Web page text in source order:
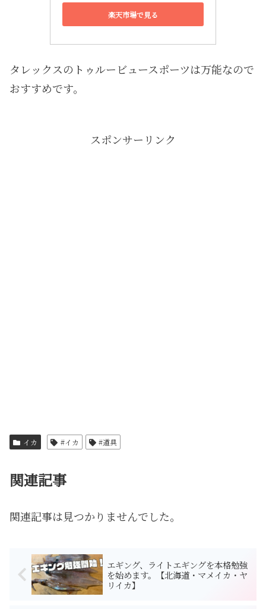
楽天市場で見る
タレックスのトゥルービュースポーツは万能なので
おすすめです。
スポンサーリンク
イカ #イカ #道具
関連記事
関連記事は見つかりませんでした。
エギング、ライトエギングを本格勉強
を始めます。【北海道・マメイカ・ヤ
リイカ】